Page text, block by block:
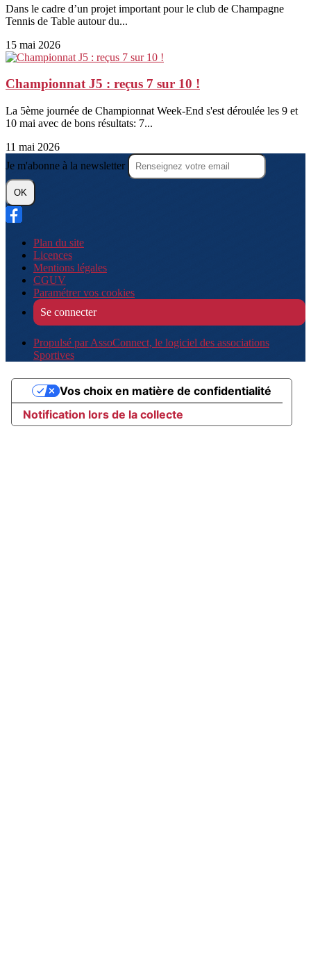
Dans le cadre d’un projet important pour le club de Champagne
Tennis de Table autour du...
15 mai 2026
Championnat J5 : reçus 7 sur 10 !
La 5ème journée de Championnat Week-End s'est déroulée les 9 et
10 mai avec de bons résultats: 7...
11 mai 2026
Je m'abonne à la newsletter
OK
Plan du site
Licences
Mentions légales
CGUV
Paramétrer vos cookies
Se connecter
Propulsé par AssoConnect, le logiciel des associations
Sportives
Notification lors de la collecte
Vos choix en matière de confidentialité